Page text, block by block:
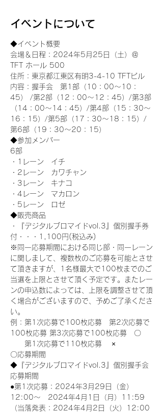
イベントについて
◆イベント概要
会場＆日程：2024年5月25日（土）＠
TFT ホール 500
住所：東京都江東区有明3-4-10 TFTビル
内容：握手会　第1部（10：00～10：
45） /第2部（12：00～12：45）/第3部
（14：00～14：45）/第4部（15：30～
16：15）/第5部（17：30～18：15）/
第6部（19：30～20：15）
◆参加メンバー
6部
・1レーン　イチ
・2レーン　カワチャン
・3レーン　キナコ
・4レーン　マカロン
・5レーン　ロゼ
◆販売商品
・『デジタルブロマイドvol.3』個別握手券
付・・・1,100円(税込み)
※同一応募期間における同じ部・同一レーン
に関しまして、複数枚のご応募を可能とさせ
て頂きますが、1名様最大で100枚までのご
当選を上限とさせて頂く予定です。またレー
ンの申込数によっては、上限を調整させて頂
く場合がございますので、予めご了承くださ
い。
例：第1次応募で100枚応募　第2次応募で
100枚応募 第3次応募で100枚応募　〇
第1次応募で110枚応募　 ×
〇応募期間
◆『デジタルブロマイドvol.3』個別握手会
応募期間
●第1次応募：2024年3月29日（金）
12:00～　2024年4月1日（月）11:59
（当落発表：2024年4月2日（火）12:00